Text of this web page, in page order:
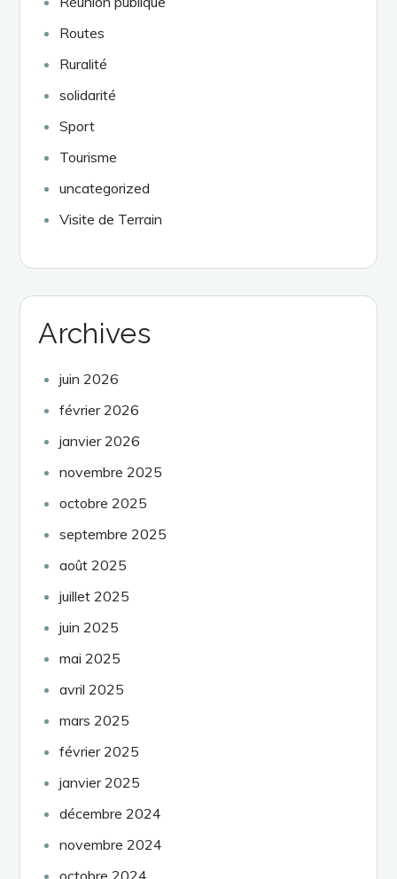
Routes
Ruralité
solidarité
Sport
Tourisme
uncategorized
Visite de Terrain
Archives
juin 2026
février 2026
janvier 2026
novembre 2025
octobre 2025
septembre 2025
août 2025
juillet 2025
juin 2025
mai 2025
avril 2025
mars 2025
février 2025
janvier 2025
décembre 2024
novembre 2024
octobre 2024